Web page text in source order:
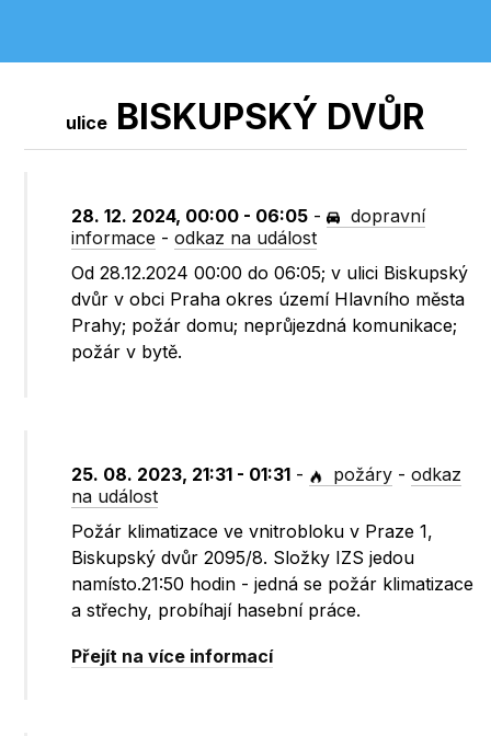
ulice BISKUPSKÝ DVŮR
28. 12. 2024, 00:00 - 06:05 -
dopravní
informace -odkaz na událost
Od 28.12.2024 00:00 do 06:05; v ulici Biskupský
dvůr v obci Praha okres území Hlavního města
Prahy; požár domu; neprůjezdná komunikace;
požár v bytě.
25. 08. 2023, 21:31 - 01:31 - požáry -odkaz
na událost
Požár klimatizace ve vnitrobloku v Praze 1,
Biskupský dvůr 2095/8. Složky IZS jedou
namísto.21:50 hodin - jedná se požár klimatizace
a střechy, probíhají hasební práce.
Přejít na více informací